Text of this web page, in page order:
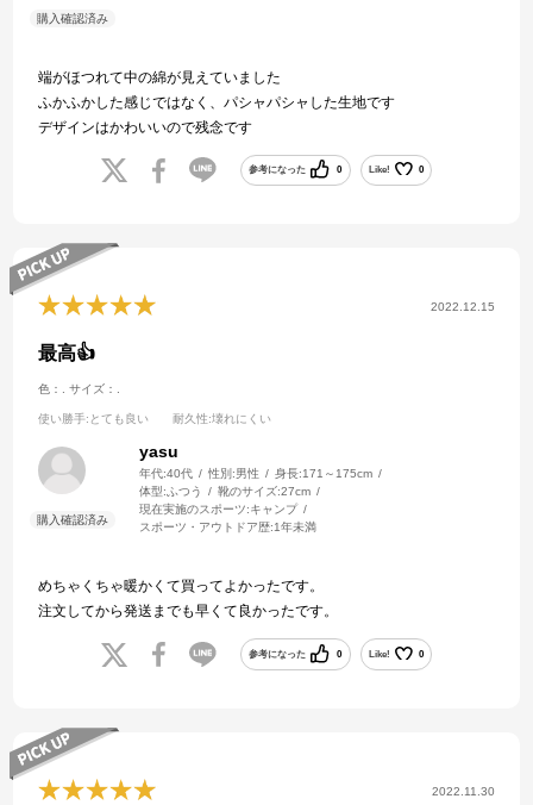
端がほつれて中の綿が見えていました
ふかふかした感じではなく、パシャパシャした生地です
デザインはかわいいので残念です
参考になった 0 Like! 0
2022.12.15
最高👍
色：. サイズ：.
使い勝手:とても良い 耐久性:壊れにくい
yasu
年代:40代 性別:男性 身長:171～175cm
体型:ふつう 靴のサイズ:27cm
現在実施のスポーツ:キャンプ
スポーツ・アウトドア歴:1年未満
めちゃくちゃ暖かくて買ってよかったです。
注文してから発送までも早くて良かったです。
参考になった 0 Like! 0
2022.11.30